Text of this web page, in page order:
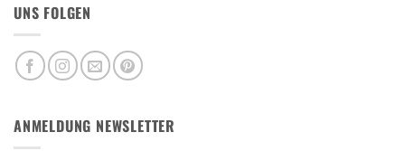
UNS FOLGEN
ANMELDUNG NEWSLETTER